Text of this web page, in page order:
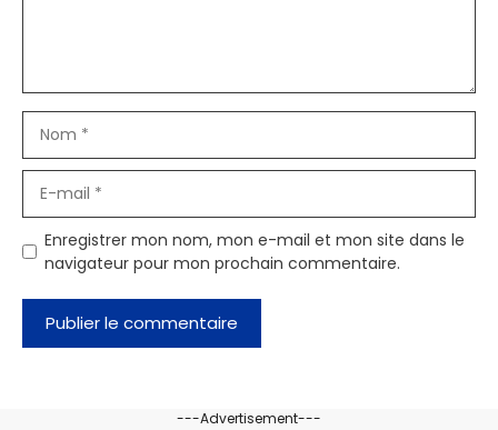
mail
Enregistrer mon nom, mon e-mail et mon site dans le
navigateur pour mon prochain commentaire.
---Advertisement---